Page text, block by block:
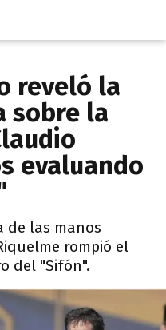
reveló la
sobre la
evaluando
de las manos
rompió el
del "Sifón".